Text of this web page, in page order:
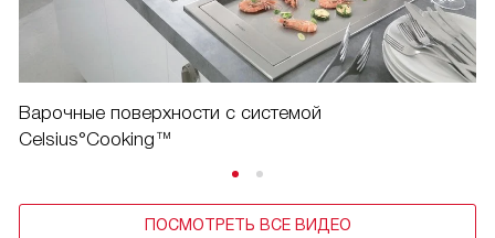
Варочные поверхности с системой
Celsius°Cooking™
ПОСМОТРЕТЬ ВСЕ ВИДЕО